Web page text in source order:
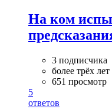
На ком
3 подписчика
более трёх лет
651 просмотр
5
ответов